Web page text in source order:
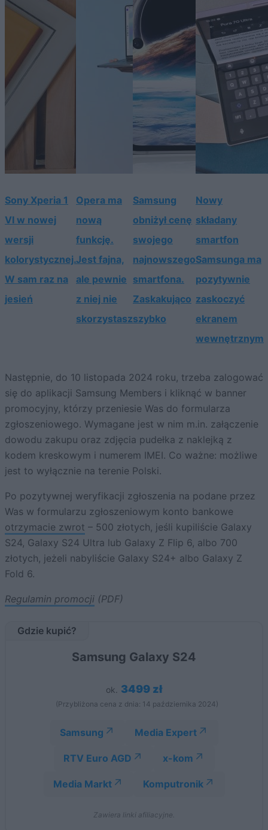
Sony Xperia 1
VI w nowej
wersji
kolorystycznej.
W sam raz na
jesień
Opera ma
nową
funkcję.
Jest fajna,
ale pewnie
z niej nie
skorzystasz
Samsung
obniżył cenę
swojego
najnowszego
smartfona.
Zaskakująco
szybko
Nowy
składany
smartfon
Samsunga ma
pozytywnie
zaskoczyć
ekranem
wewnętrznym
Następnie, do 10 listopada 2024 roku, trzeba zalogować
się do aplikacji Samsung Members i kliknąć w banner
promocyjny, którzy przeniesie Was do formularza
zgłoszeniowego. Wymagane jest w nim m.in. załączenie
dowodu zakupu oraz zdjęcia pudełka z naklejką z
kodem kreskowym i numerem IMEI. Co ważne: możliwe
jest to wyłącznie na terenie Polski.
Po pozytywnej weryfikacji zgłoszenia na podane przez
Was w formularzu zgłoszeniowym konto bankowe
otrzymacie zwrot – 500 złotych, jeśli kupiliście Galaxy
S24, Galaxy S24 Ultra lub Galaxy Z Flip 6, albo 700
złotych, jeżeli nabyliście Galaxy S24+ albo Galaxy Z
Fold 6.
Regulamin promocji (PDF)
Gdzie kupić?
Samsung Galaxy S24
ok. 3499 zł
(Przybliżona cena z dnia: 14 października 2024)
Samsung Media Expert
RTV Euro AGD x-kom
Media Markt Komputronik
Zawiera linki afiliacyjne.